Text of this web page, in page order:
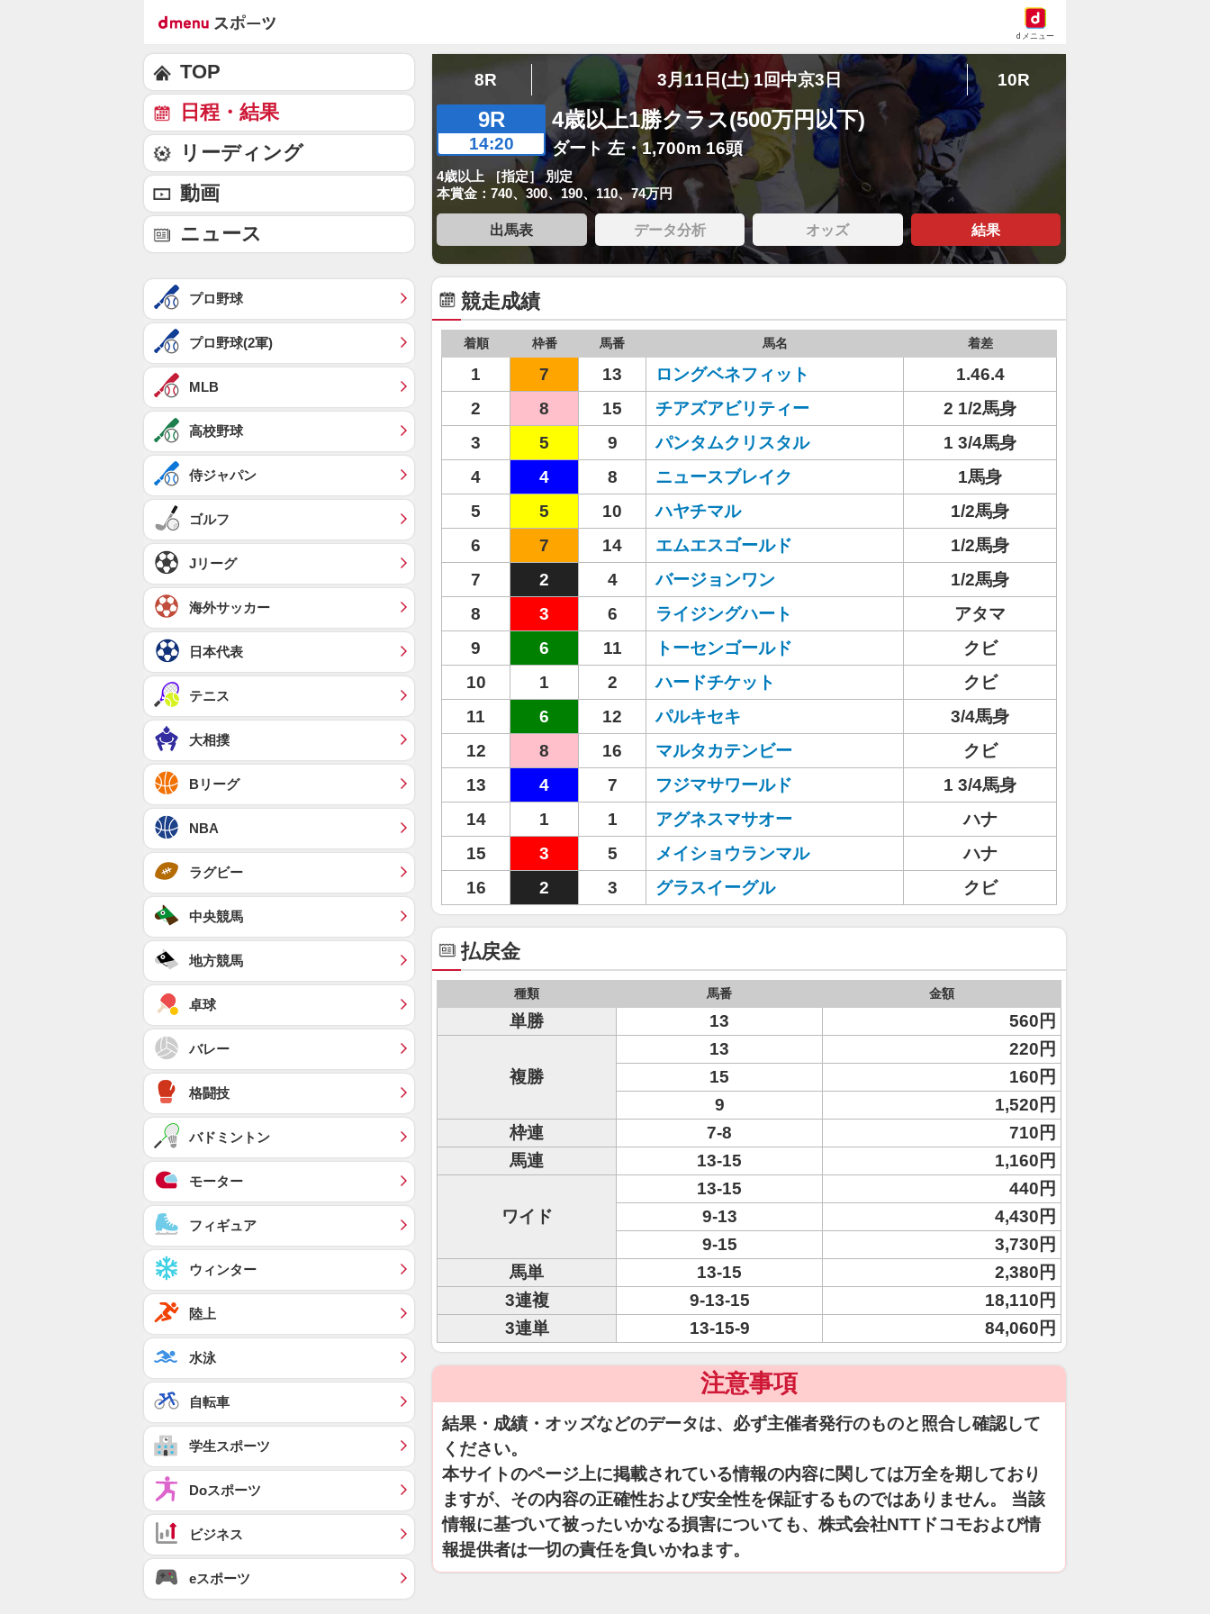
dメニュー
8R 3月11日(土) 1回中京3日 10R
9R
14:20
4歳以上1勝クラス(500万円以下)
ダート 左・1,700m 16頭
4歳以上 ［指定］ 別定
本賞金：740、300、190、110、74万円
出馬表 データ分析 オッズ 結果
競走成績
着順 枠番 馬番 馬名 着差
1 7 13 ロングベネフィット
1.46.4
2
8 15 チアズアビリティー
2 1/2馬身
3
5 9 パンタムクリスタル
1 3/4馬身
4
4 8 ニュースブレイク
1馬身
5
5 10 ハヤチマル
1/2馬身
6
7 14 エムエスゴールド
1/2馬身
7
2 4 バージョンワン
1/2馬身
8
3 6 ライジングハート
アタマ
9
6 11 トーセンゴールド
クビ
10
1 2 ハードチケット
クビ
11
6 12 パルキセキ
3/4馬身
12
8 16 マルタカテンビー
クビ
13
4 7 フジマサワールド
1 3/4馬身
14
1 1 アグネスマサオー
ハナ
15
3 5 メイショウランマル
ハナ
16
2 3 グラスイーグル クビ
払戻金
種類 馬番 金額
単勝 13 560円
複勝
13
220円
15
160円
9
1,520円
枠連
7-8
710円
馬連
13-15 1,160円
ワイド
13-15
440円
9-13
4,430円
9-15
3,730円
馬単
13-15
2,380円
3連複
9-13-15
18,110円
3連単
13-15-9 84,060円
注意事項
結果・成績・オッズなどのデータは、必ず主催者発行のものと照合し確認して
ください。
本サイトのページ上に掲載されている情報の内容に関しては万全を期しており
ますが、その内容の正確性および安全性を保証するものではありません。 当該
情報に基づいて被ったいかなる損害についても、株式会社NTTドコモおよび情
報提供者は一切の責任を負いかねます。
TOP
日程・結果
リーディング
動画
ニュース
プロ野球
プロ野球(2軍)
MLB
高校野球
侍ジャパン
ゴルフ
Jリーグ
海外サッカー
日本代表
テニス
大相撲
Bリーグ
NBA
ラグビー
中央競馬
地方競馬
卓球
バレー
格闘技
バドミントン
モーター
フィギュア
ウィンター
陸上
水泳
自転車
学生スポーツ
Doスポーツ
ビジネス
eスポーツ